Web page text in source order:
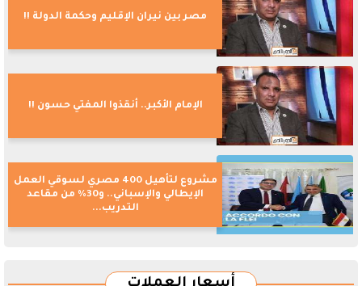
مصر بين نيران الإقليم وحكمة الدولة !!
الإمام الأكبر.. أنقذوا المفتي حسون !!
مشروع لتأهيل 400 مصري لسوقي العمل
الإيطالي والإسباني.. و30% من مقاعد
التدريب...